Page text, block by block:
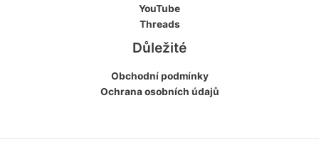
YouTube
Threads
Důležité
Obchodní podmínky
Ochrana osobních údajů